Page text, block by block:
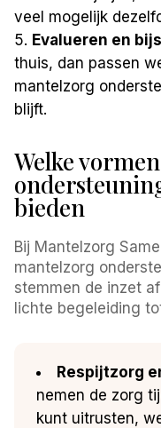
veel mogelijk
Evalueren en
thuis, dan passen
mantelzorg
blijft.
Welke
bieden
Bij Mantelzorg
mantelzorg
stemmen de inzet
lichte begeleiding
Respijtzorg
nemen de zorg
kunt uitrusten,